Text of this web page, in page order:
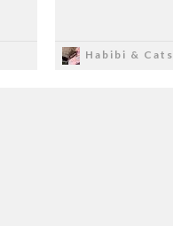
Habibi & Cats